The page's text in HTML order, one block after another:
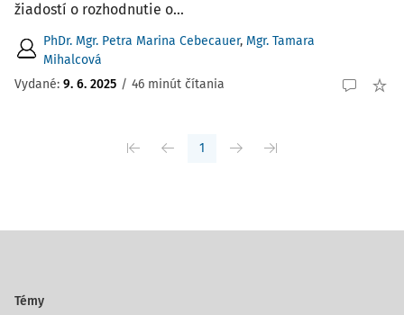
žiadostí o rozhodnutie o...
PhDr. Mgr. Petra Marina Cebecauer, Mgr. Tamara
Mihalcová
Vydané: 9. 6. 2025 / 46 minút čítania
1
Témy